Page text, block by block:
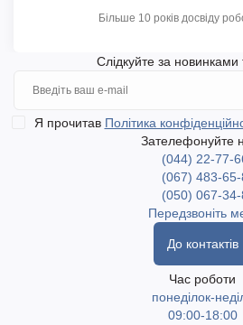
Більше 10 років досвіду
Слідкуйте за новинками
Я прочитав Політика
Зателефонуйте
(044) 22-77-
(067) 483-
(050) 067-
Передзвоніть
До контактів
Час роботи
понеділок-
09:00-18:00